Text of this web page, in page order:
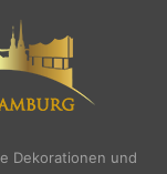
Dekorationen und